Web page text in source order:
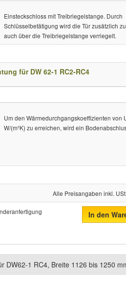
Einsteckschloss mit Treibriegelstange. Durch
Schlüsselbetätigung wird die Tür zusätzlich
auch über die Treibriegelstange verriegelt.
für DW 62-1 RC2-RC4
Um den Wärmedurchgangskoeffizienten von
W/(m²K) zu erreichen, wird ein
Alle Preisangaben inkl.
In den
DW62-1 RC4, Breite 1126 bis 1250